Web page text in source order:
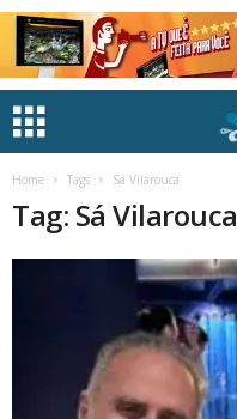
Home Tags Sá Vilarouca
Tag: Sá Vilarouca